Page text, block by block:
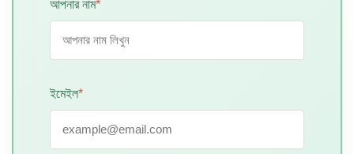
আপনার নাম*
ইমেইল*